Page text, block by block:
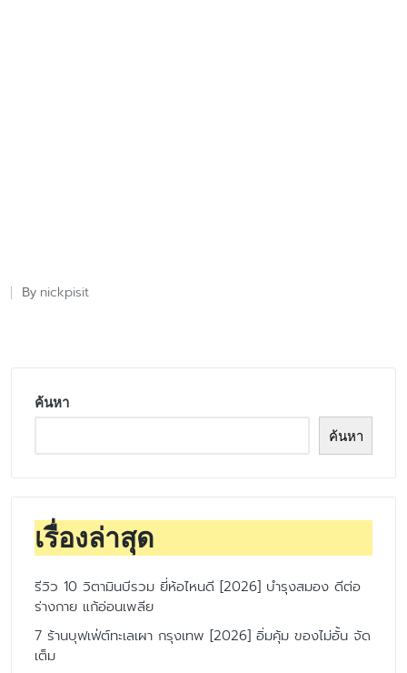
Posted
By nickpisit
ค้นหา
ค้นหา
เรื่องล่าสุด
รีวิว 10 วิตามินบีรวม ยี่ห้อไหนดี [2026] บำรุงสมอง ดีต่อ
ร่างกาย แก้อ่อนเพลีย
7 ร้านบุฟเฟ่ต์ทะเลเผา กรุงเทพ [2026] อิ่มคุ้ม ของไม่อั้น จัด
เต็ม